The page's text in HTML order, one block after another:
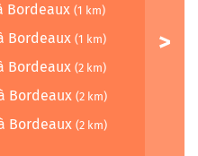
Bordeaux (1 km)
Bordeaux (1 km)
Bordeaux (2 km)
Bordeaux (2 km)
Bordeaux (2 km)